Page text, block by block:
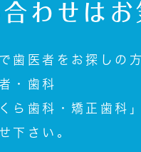
わせは お
歯医者をお探しの
・歯科
ら歯科・矯正歯科
下さい。